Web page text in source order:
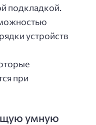
подкладкой.
устройств
при
умную